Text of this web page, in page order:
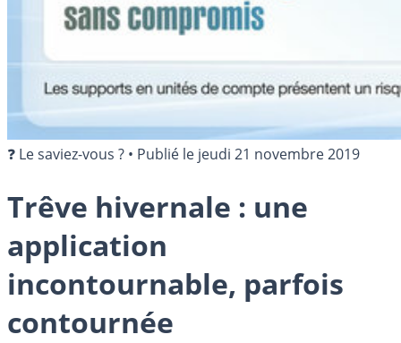
❓ Le saviez-vous ? • Publié le jeudi 21 novembre 2019
Trêve hivernale : une
application
incontournable, parfois
contournée